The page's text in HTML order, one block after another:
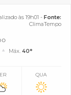
às 19h01 - Fonte:
ClimaTempo
Máx.40°
QUA